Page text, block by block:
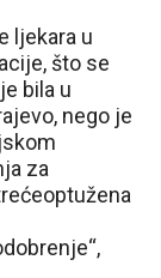
ljekara u
što se
bila u
nego je
za